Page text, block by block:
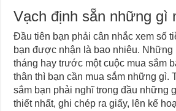
Vạch định sẵn những gì
Đầu tiên bạn phải cân nhắc xem số
bạn được nhận là bao nhiêu. Những
tháng hay trước một cuộc mua sắm
thân thì bạn cần mua sắm những gì.
sắm bạn phải nghĩ trong đầu những
thiết nhất, ghi chép ra giấy, lên kế